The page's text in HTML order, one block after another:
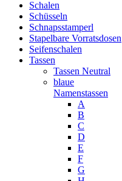
Schalen
Schüsseln
Schnapsstamperl
Stapelbare Vorratsdosen
Seifenschalen
Tassen
Tassen Neutral
blaue
Namenstassen
A
B
C
D
E
F
G